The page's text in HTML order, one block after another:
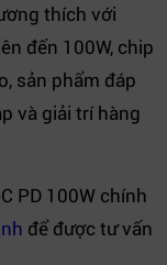
thích với
đến 100W, chip
sản phẩm đáp
và giải trí hàng
PD 100W chính
để được tư vấn